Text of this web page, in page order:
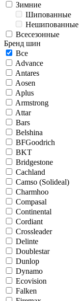
Зимние
Шипованные
Нешипованные
Всесезонные
Бренд шин
Все
Advance
Antares
Aosen
Aplus
Armstrong
Attar
Bars
Belshina
BFGoodrich
BKT
Bridgestone
Cachland
Camso (Solideal)
Charmhoo
Compasal
Continental
Cordiant
Crossleader
Delinte
Doublestar
Dunlop
Dynamo
Ecovision
Falken